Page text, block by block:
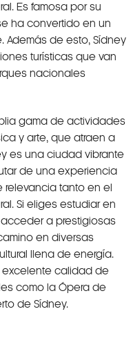
Es famosa por su
ha convertido en un
Además de esto, Sídney
turísticas que van
nacionales
gama de actividades
y arte, que atraen a
es una ciudad vibrante
de una experiencia
relevancia tanto en el
Si eliges estudiar en
a prestigiosas
en diversas
llena de energía.
excelente calidad de
como la Ópera de
de Sídney.